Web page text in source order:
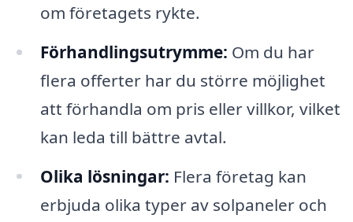
om företagets rykte.
Förhandlingsutrymme: Om du har
flera offerter har du större möjlighet
att förhandla om pris eller villkor, vilket
kan leda till bättre avtal.
Olika lösningar: Flera företag kan
erbjuda olika typer av solpaneler och